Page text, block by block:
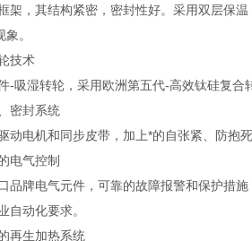
架，其结构紧密，密封性好。采用双层保
象。
技术
-吸湿转轮，采用欧洲第五代-高效钛硅复合
密封系统
动电机和同步皮带，加上*的自张紧、防抱
电气控制
品牌电气元件，可靠的故障报警和保护措
自动化要求。
再生加热系统